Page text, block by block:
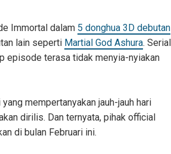
Immortal dalam 5 donghua 3D debutan
lain seperti Martial God Ashura. Serial
episode terasa tidak menyia-nyiakan
mempertanyakan jauh-jauh hari
dirilis. Dan ternyata, pihak official
di bulan Februari ini.